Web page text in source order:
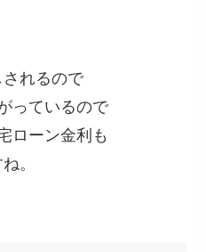
れるので
っているので
ローン金利も
。